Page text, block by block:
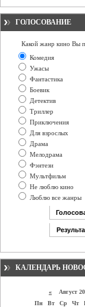
ГОЛОСОВАНИЕ
Какой жанр кино Вы
Комедия
Ужасы
Фантастика
Боевик
Детектив
Триллер
Приключения
Для взрослых
Драма
Мелодрама
Фэнтези
Мультфильм
Не люблю кино
Люблю все жанры
КАЛЕНДАРЬ
« Август
Пн
Вт Ср Чт